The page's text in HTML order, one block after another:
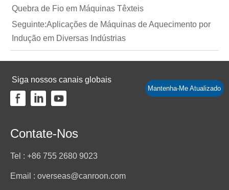
Quebra de Fio em Máquinas Têxteis
Seguinte:Aplicações de Máquinas de Aquecimento por
Indução em Diversas Indústrias
Siga nossos canais globais
Mantenha-Me Atualizado
Contate-Nos
Tel : +86 755 2680 9023
Email : overseas@canroon.com